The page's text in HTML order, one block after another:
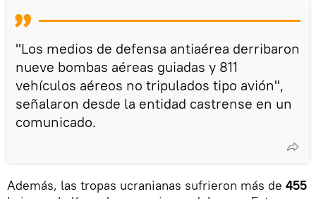
"Los medios de defensa antiaérea derribaron
nueve bombas aéreas guiadas y 811
vehículos aéreos no tripulados tipo avión",
señalaron desde la entidad castrense en un
comunicado.
Además, las tropas ucranianas sufrieron más de 455